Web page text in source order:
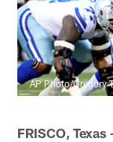
AP Photo/Gregory
FRISCO, Texas